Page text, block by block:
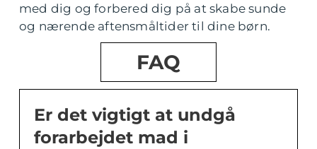
med dig og forbered dig på at skabe sunde
og nærende aftensmåltider til dine børn.
FAQ
Er det vigtigt at undgå
forarbejdet mad i